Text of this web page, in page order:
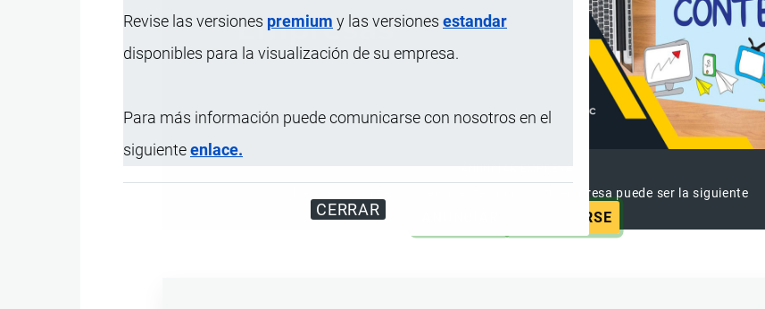
Revise las versiones premium y las versiones estandar
disponibles para la visualización de su empresa.
Para más información puede comunicarse con nosotros en el
siguienteenlace.
CERRAR
Miles de visitantes ya vieron este anuncio, tu empresa puede ser la siguiente
SUSCRIBIRSE